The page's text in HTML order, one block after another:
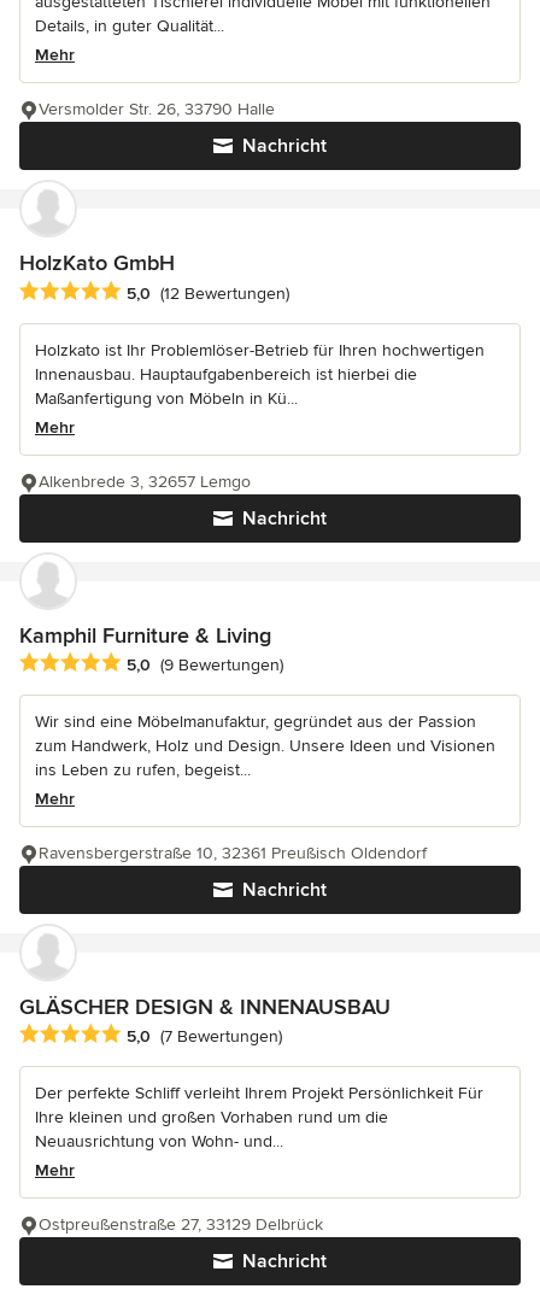
Details, in guter Qualität...
Mehr
Nachricht
Versmolder Str. 26, 33790 Halle
HolzKato GmbH
Durchschnittliche Bewertung: 5 von 5 Sternen
5,0 (12 Bewertungen)
Holzkato ist Ihr Problemlöser-Betrieb für Ihren hochwertigen
Innenausbau. Hauptaufgabenbereich ist hierbei die
Maßanfertigung von Möbeln in Kü...
Mehr
Nachricht
Alkenbrede 3, 32657 Lemgo
Kamphil Furniture & Living
Durchschnittliche Bewertung: 5 von 5 Sternen
5,0 (9 Bewertungen)
Wir sind eine Möbelmanufaktur, gegründet aus der Passion
zum Handwerk, Holz und Design. Unsere Ideen und Visionen
ins Leben zu rufen, begeist...
Mehr
Nachricht
Ravensbergerstraße 10, 32361 Preußisch Oldendorf
GLÄSCHER DESIGN & INNENAUSBAU
Durchschnittliche Bewertung: 5 von 5 Sternen
5,0 (7 Bewertungen)
Der perfekte Schliff verleiht Ihrem Projekt Persönlichkeit Für
Ihre kleinen und großen Vorhaben rund um die
Neuausrichtung von Wohn- und...
Mehr
Nachricht
Ostpreußenstraße 27, 33129 Delbrück